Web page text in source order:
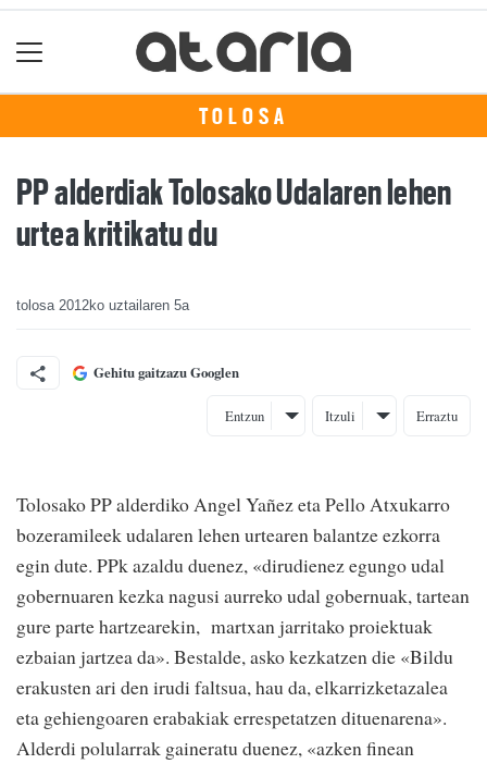
TOLOSA
PP alderdiak Tolosako Udalaren lehen
urtea kritikatu du
tolosa 2012ko uztailaren 5a
Gehitu gaitzazu Googlen
Entzun Itzuli Erraztu
Tolosako PP alderdiko Angel Yañez eta Pello Atxukarro
bozeramileek udalaren lehen urtearen balantze ezkorra
egin dute. PPk azaldu duenez, «dirudienez egungo udal
gobernuaren kezka nagusi aurreko udal gobernuak, tartean
gure parte hartzearekin, martxan jarritako proiektuak
ezbaian jartzea da». Bestalde, asko kezkatzen die «Bildu
erakusten ari den irudi faltsua, hau da, elkarrizketazalea
eta gehiengoaren erabakiak errespetatzen dituenarena».
Alderdi polularrak gaineratu duenez, «azken finean